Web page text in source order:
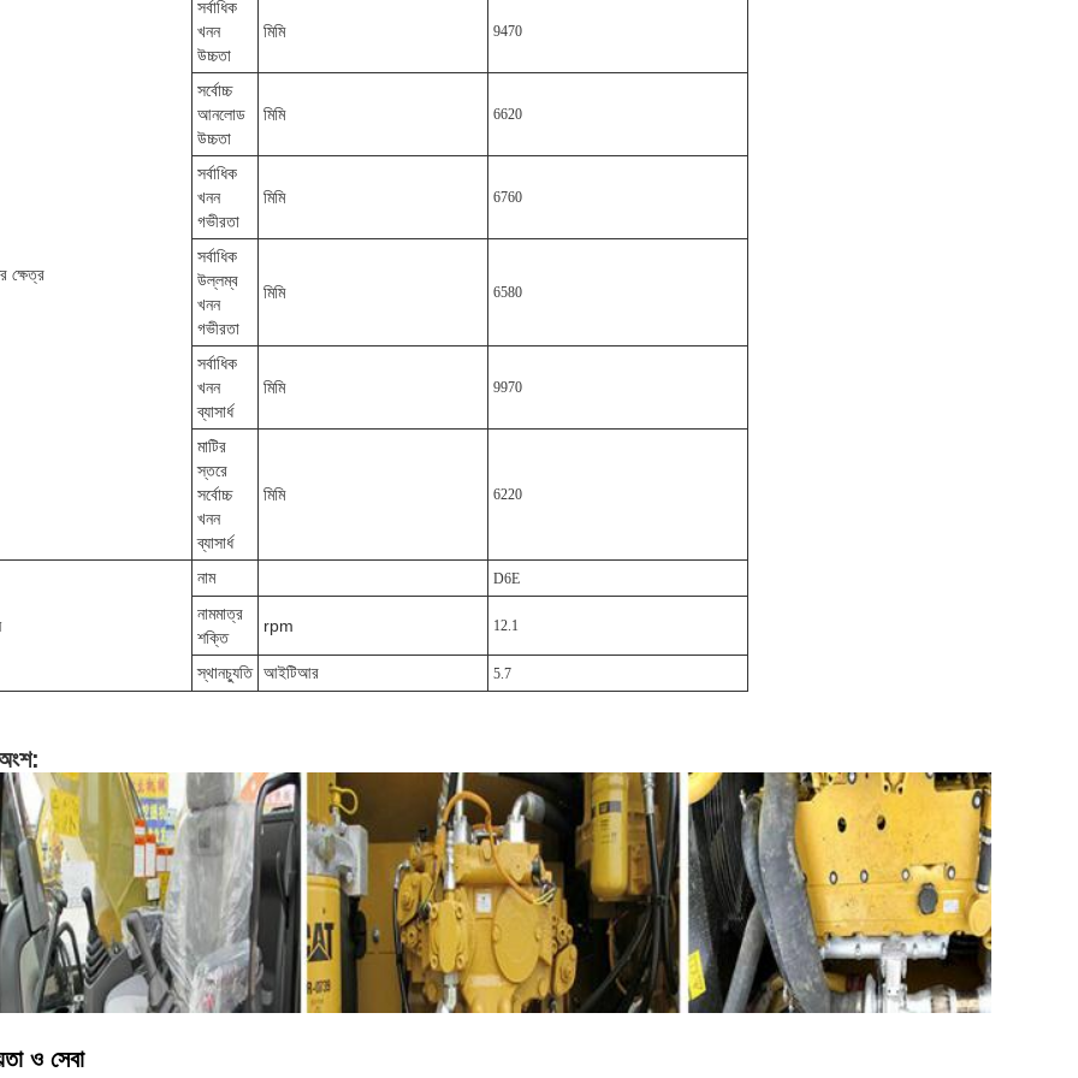
ক্ষেত্র
সর্বাধিক
খনন
উচ্চতা
মিমি 9470
সর্বোচ্চ
আনলোড
উচ্চতা
মিমি 6620
সর্বাধিক
খনন
গভীরতা
মিমি 6760
সর্বাধিক
উল্লম্ব
খনন
গভীরতা
মিমি 6580
সর্বাধিক
খনন
ব্যাসার্ধ
মিমি 9970
মাটির
স্তরে
সর্বোচ্চ
খনন
ব্যাসার্ধ
মিমি 6220
নাম D6E
নামমাত্র
শক্তি
rpm 12.1
স্থানচ্যুতি আইটিআর 5.7
ও সেবা